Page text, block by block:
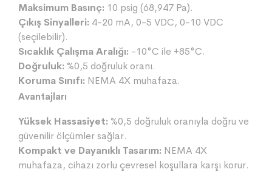
Maksimum Basınç: 10 psig (68,947 Pa).
Çıkış Sinyalleri: 4-20 mA, 0-5 VDC, 0-10 VDC
(seçilebilir).
Sıcaklık Çalışma Aralığı: -10°C ile +85°C.
Doğruluk: %0,5 doğruluk oranı.
Koruma Sınıfı: NEMA 4X muhafaza.
Avantajları
Yüksek Hassasiyet: %0,5 doğruluk oranıyla doğru ve
güvenilir ölçümler sağlar.
Kompakt ve Dayanıklı Tasarım: NEMA 4X
muhafaza, cihazı zorlu çevresel koşullara karşı korur.